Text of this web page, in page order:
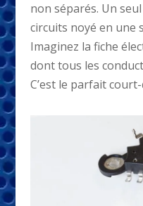
non séparés. Un
circuits noyé en une
Imaginez la fiche
dont tous les
C’est le parfait